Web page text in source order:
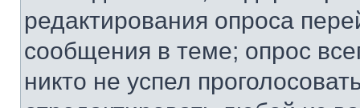
редактирования опроса
сообщения в теме; опрос
никто не успел